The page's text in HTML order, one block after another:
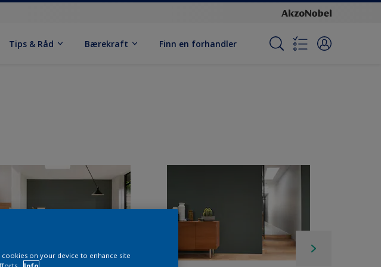
Tips & Råd Bærekraft Finn en forhandler
cookies on your device to enhance site